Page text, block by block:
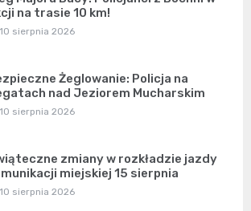
na trasie 10 km!
10 sierpnia 2026
Żeglowanie: Policja na
nad Jeziorem Mucharskim
10 sierpnia 2026
zmiany w rozkładzie jazdy
miejskiej 15 sierpnia
10 sierpnia 2026